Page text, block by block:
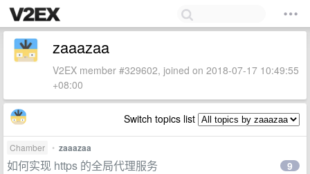
zaaazaa
V2EX member #329602, joined on 2018-07-17 10:49:55
+08:00
Switch topics list
Chamber • zaaazaa
如何实现 https 的全局代理服务 9